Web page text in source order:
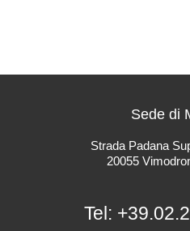
Sede di
Strada Padana
20055
Tel: